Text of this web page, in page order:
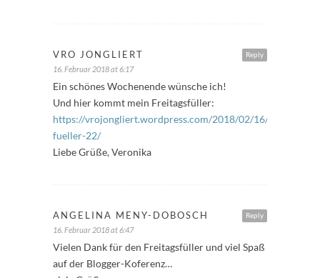
Reply
VRO JONGLIERT
16. Februar 2018 at 6:17
Ein schönes Wochenende wünsche ich!
Und hier kommt mein Freitagsfüller:
https://vrojongliert.wordpress.com/2018/02/16/freitags-
fueller-22/
Liebe Grüße, Veronika
Reply
ANGELINA MENY-DOBOSCH
16. Februar 2018 at 6:47
Vielen Dank für den Freitagsfüller und viel Spaß
auf der Blogger-Koferenz…